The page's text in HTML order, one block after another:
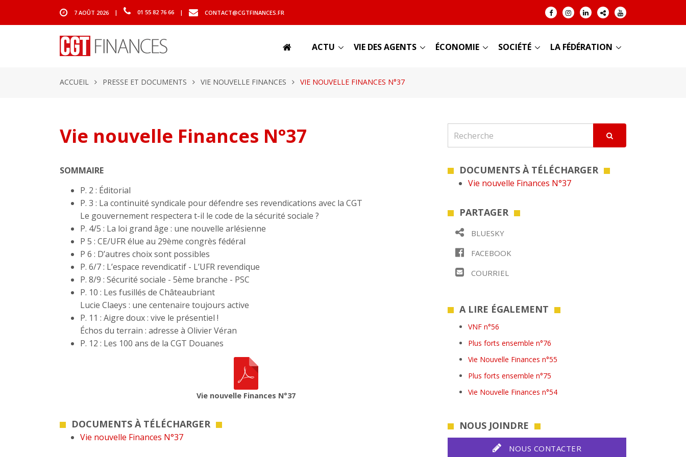
7 AOÛT 2026 | 01 55 82 76 66 | CONTACT@CGTFINANCES.FR
ACTU VIE DES AGENTS ÉCONOMIE SOCIÉTÉ LA FÉDÉRATION
ACCUEIL PRESSE ET DOCUMENTS VIE NOUVELLE FINANCES VIE NOUVELLE FINANCES N°37
Vie nouvelle Finances N°37
SOMMAIRE
P. 2 : Éditorial
P. 3 : La continuité syndicale pour défendre ses revendications avec la CGT
Le gouvernement respectera t-il le code de la sécurité sociale ?
P. 4/5 : La loi grand âge : une nouvelle arlésienne
P 5 : CE/UFR élue au 29ème congrès fédéral
P 6 : D’autres choix sont possibles
P. 6/7 : L’espace revendicatif - L’UFR revendique
P. 8/9 : Sécurité sociale - 5ème branche - PSC
P. 10 : Les fusillés de Châteaubriant
Lucie Claeys : une centenaire toujours active
P. 11 : Aigre doux : vive le présentiel !
Échos du terrain : adresse à Olivier Véran
P. 12 : Les 100 ans de la CGT Douanes
Vie nouvelle Finances N°37
DOCUMENTS À TÉLÉCHARGER
Vie nouvelle Finances N°37
DOCUMENTS À TÉLÉCHARGER
Vie nouvelle Finances N°37
PARTAGER
BLUESKY
FACEBOOK
COURRIEL
A LIRE ÉGALEMENT
VNF n°56
Plus forts ensemble n°76
Vie Nouvelle Finances n°55
Plus forts ensemble n°75
Vie Nouvelle Finances n°54
NOUS JOINDRE
NOUS CONTACTER